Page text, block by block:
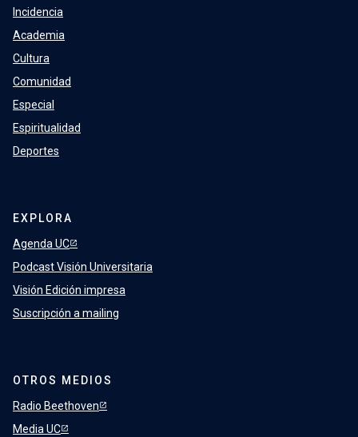
Incidencia
Academia
Cultura
Comunidad
Especial
Espiritualidad
Deportes
EXPLORA
Agenda UC
Podcast Visión Universitaria
Visión Edición impresa
Suscripción a mailing
OTROS MEDIOS
Radio Beethoven
Media UC